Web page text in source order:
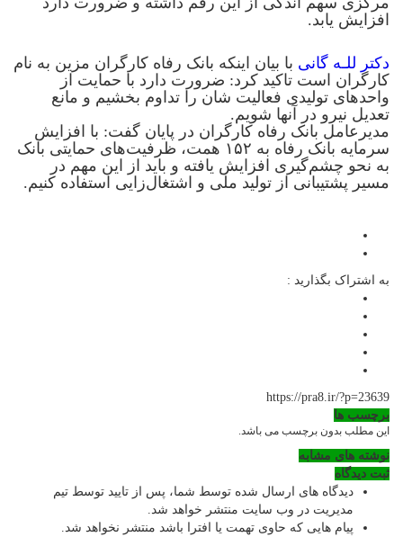
افزایش یابد.
دکتر للـه گانی با بیان اینکه بانک رفاه کارگران مزین به نام
کارگران است تاکید کرد: ضرورت دارد با حمایت از
واحدهای تولیدی فعالیت شان را تداوم بخشیم و مانع
تعدیل نیرو در آنها شویم.
مدیرعامل بانک رفاه کارگران در پایان گفت: با افزایش
سرمایه بانک رفاه به ۱۵۲ همت، ظرفیت‌های حمایتی بانک
به نحو چشم‌گیری افزایش یافته و باید از این مهم در
مسیر پشتیبانی از تولید ملی و اشتغال‌زایی استفاده کنیم.
به اشتراک بگذارید :
https://pra8.ir/?p=23639
برچسب ها
این مطلب بدون برچسب می باشد.
نوشته های مشابه
ثبت دیدگاه
دیدگاه های ارسال شده توسط شما، پس از تایید توسط تیم
مدیریت در وب سایت منتشر خواهد شد.
پیام هایی که حاوی تهمت یا افترا باشد منتشر نخواهد شد.